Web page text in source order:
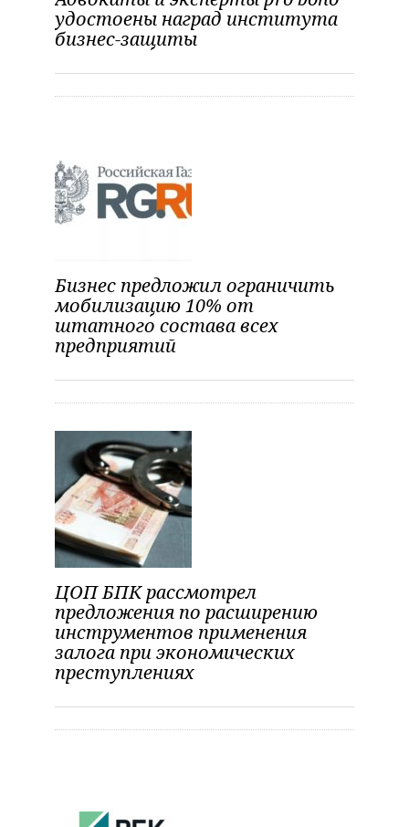
о
з
а
с
я
м
удостоены наград института
бизнес-защиты
Бизнес предложил ограничить
мобилизацию 10% от
штатного состава всех
предприятий
ЦОП БПК рассмотрел
предложения по расширению
инструментов применения
залога при экономических
преступлениях